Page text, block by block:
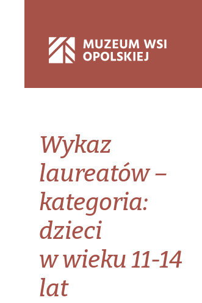
Wykaz
laureatów –
kategoria:
dzieci
w wieku 11-14
lat